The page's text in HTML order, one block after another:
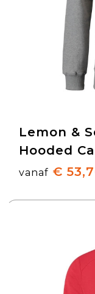
Lemon &
Hooded
vanaf €